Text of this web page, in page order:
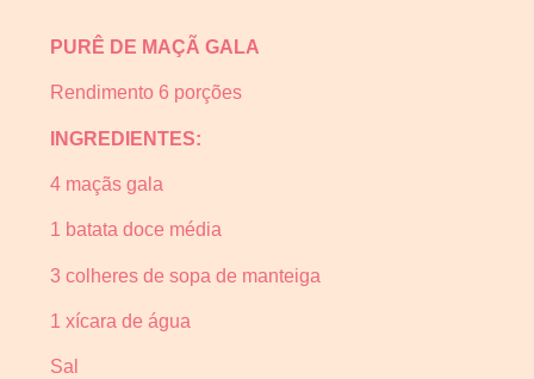
PURÊ DE MAÇÃ GALA
Rendimento 6 porções
INGREDIENTES:
4 maçãs gala
1 batata doce média
3 colheres de sopa de manteiga
1 xícara de água
Sal